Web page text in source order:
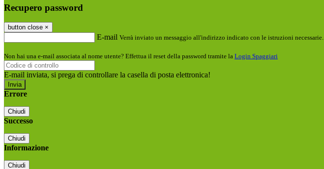
Recupero password
button close ×
E-mail Verrà inviato un messaggio all'indirizzo indicato con le istruzioni necessarie.
Non hai una e-mail associata al nome utente? Effettua il reset della password tramite la Login Spaggiari
E-mail inviata, si prega di controllare la casella di posta elettronica!
Errore
Chiudi
Successo
Chiudi
Informazione
Chiudi